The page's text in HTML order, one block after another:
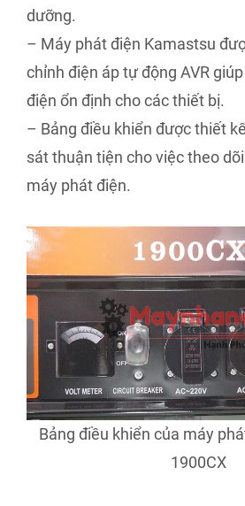
dưỡng.
– Máy phát điện Kamastsu
chỉnh điện áp tự động AVR
điện ổn định cho các thiết bị.
– Bảng điều khiển được thiết
sát thuận tiện cho việc theo
máy phát điện.
Bảng điều khiển của máy
1900CX